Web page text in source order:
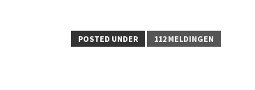
POSTED UNDER 112 MELDINGEN